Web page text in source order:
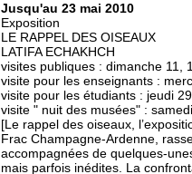
Jusqu'au 23 mai 2010
Exposition
LE RAPPEL DES OISEAUX
LATIFA ECHAKHCH
visites publiques : dimanche 11,
visite pour les enseignants :
visite pour les étudiants : jeudi
visite " nuit des musées" :
[Le rappel des oiseaux,
Frac Champagne-Ardenne,
accompagnées de quelques-
mais parfois inédites. La